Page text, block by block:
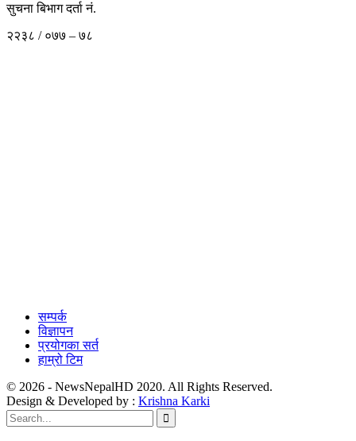
सुचना बिभाग दर्ता नं.
२२३८ / ०७७ – ७८
सम्पर्क
विज्ञापन
प्रयोगका सर्त
हाम्रो टिम
© 2026 - NewsNepalHD 2020. All Rights Reserved.
Design & Developed by : Krishna Karki